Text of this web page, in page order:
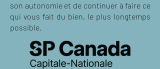
son autonomie et de continuer à faire ce
qui vous fait du bien, le plus longtemps
possible.